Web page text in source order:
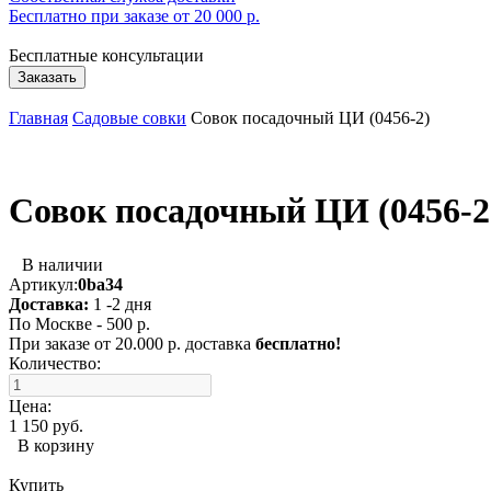
Бесплатно при заказе от 20 000 р.
Бесплатные консультации
Заказать
Главная Садовые совки Совок посадочный ЦИ (0456-2)
Совок посадочный ЦИ (0456-
В наличии
Артикул:0ba34
Доставка: 1 -2 дня
По Москве - 500 р.
При заказе от 20.000 р. доставка бесплатно!
Количество:
Цена:
1 150 руб.
В корзину
Купить